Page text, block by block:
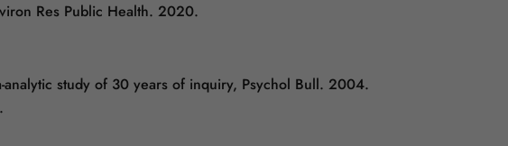
Res Public Health. 2020.
study of 30 years of inquiry, Psychol Bull. 2004.